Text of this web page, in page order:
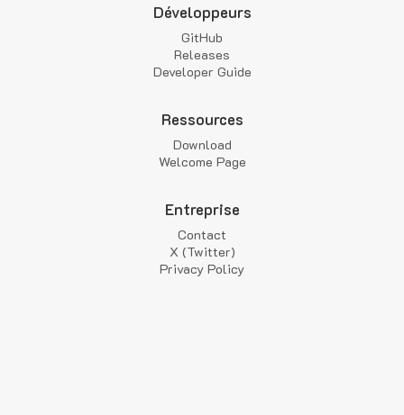
Développeurs
GitHub
Releases
Developer Guide
Ressources
Download
Welcome Page
Entreprise
Contact
X (Twitter)
Privacy Policy